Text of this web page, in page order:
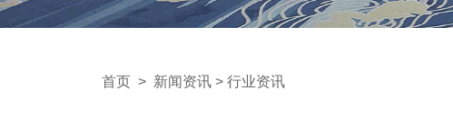
首页 > 新闻资讯 > 行业资讯